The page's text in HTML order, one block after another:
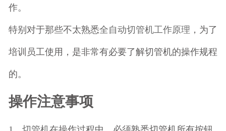
作。
特别对于那些不太熟悉全自动切管机工作原理 ，为了
培训员工使用，是非常有必要了解切管机的操作规程
的。
操作注意事项